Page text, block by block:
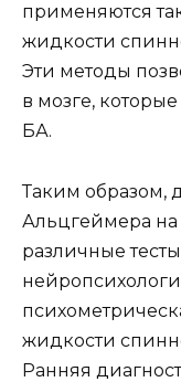
применяются
жидкости
Эти методы
в мозге,
БА.
Таким образом,
Альцгеймера
различные
жидкости
Ранняя